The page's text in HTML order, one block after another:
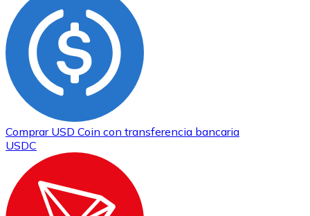
Comprar USD Coin con transferencia bancaria
USDC